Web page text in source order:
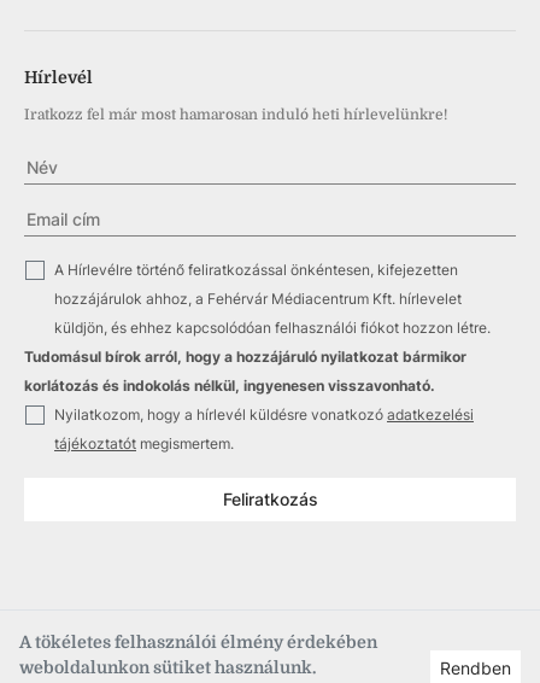
A tökéletes felhasználói élmény érdekében
weboldalunkon sütiket használunk.
Rendben
Hírlevél
Iratkozz fel már most hamarosan induló heti hírlevelünkre!
A Hírlevélre történő feliratkozással önkéntesen, kifejezetten
hozzájárulok ahhoz, a Fehérvár Médiacentrum Kft. hírlevelet
küldjön, és ehhez kapcsolódóan felhasználói fiókot hozzon létre.
Tudomásul bírok arról, hogy a hozzájáruló nyilatkozat bármikor
korlátozás és indokolás nélkül, ingyenesen visszavonható.
Nyilatkozom, hogy a hírlevél küldésre vonatkozó adatkezelési
tájékoztatót megismertem.
Feliratkozás
Copyright © 2021–2026 Fehérvár Médiacentrum, fmc.hu